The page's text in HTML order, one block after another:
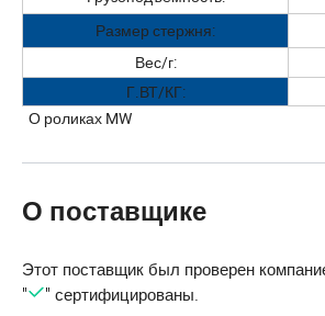
Размер стержня:
Вес/г:
Г.ВТ/КГ:
О роликах MW
О поставщике
Этот поставщик был проверен
"
" сертифицированы.